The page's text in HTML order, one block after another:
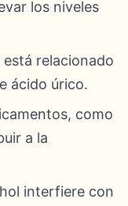
los niveles
está relacionado
ácido úrico.
como
a la
interfiere con